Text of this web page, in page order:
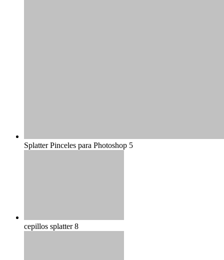
Splatter Pinceles para Photoshop 5
cepillos splatter 8